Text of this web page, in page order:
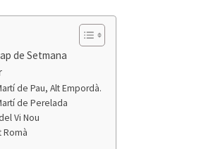
de Setmana
de Pau, Alt Empordà.
de Perelada
Vi Nou
Romà